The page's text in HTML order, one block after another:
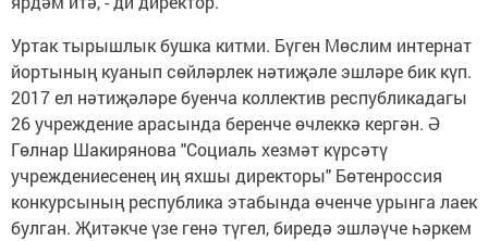
Уртак тырышлык бушка китми. Бүген Мөслим интернат
йортының куанып сөйләрлек нәтиҗәле эшләре бик күп.
2017 ел нәтиҗәләре буенча коллектив республикадагы
26 учреждение арасында беренче өчлеккә кергән. Ә
Гөлнар Шакирянова "Социаль хезмәт күрсәтү
учреждениесенең иң яхшы директоры" Бөтенроссия
конкурсының республика этабында өченче урынга лаек
булган. Җитәкче үзе генә түгел, биредә эшләүче һәркем